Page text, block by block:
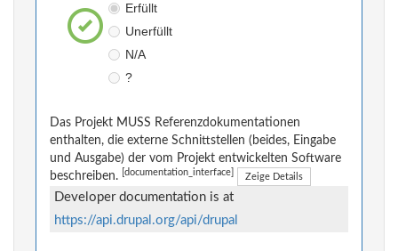
Erfüllt
Unerfüllt
N/A
?
Das Projekt MUSS Referenzdokumentationen
enthalten, die externe Schnittstellen (beides, Eingabe
und Ausgabe) der vom Projekt entwickelten Software
beschreiben.
[documentation_interface] Zeige Details
Developer documentation is at
https://api.drupal.org/api/drupal